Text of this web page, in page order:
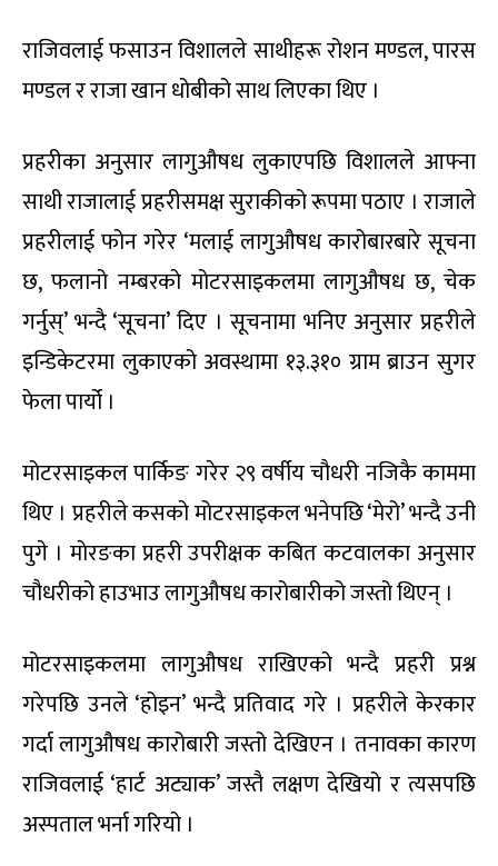
राजिवलाई फसाउन विशालले साथीहरू रोशन मण्डल, पारस
मण्डल र राजा खान धोबीको साथ लिएका थिए ।
प्रहरीका अनुसार लागुऔषध लुकाएपछि विशालले आफ्ना
साथी राजालाई प्रहरीसमक्ष सुराकीको रूपमा पठाए । राजाले
प्रहरीलाई फोन गरेर ‘मलाई लागुऔषध कारोबारबारे सूचना
छ, फलानो नम्बरको मोटरसाइकलमा लागुऔषध छ, चेक
गर्नुस्’ भन्दै ‘सूचना’ दिए । सूचनामा भनिए अनुसार प्रहरीले
इन्डिकेटरमा लुकाएको अवस्थामा १३.३१० ग्राम ब्राउन सुगर
फेला पार्यो ।
मोटरसाइकल पार्किङ गरेर २९ वर्षीय चौधरी नजिकै काममा
थिए । प्रहरीले कसको मोटरसाइकल भनेपछि ‘मेरो’ भन्दै उनी
पुगे । माेरङका प्रहरी उपरीक्षक कबित कटवालका अनुसार
चौधरीको हाउभाउ लागुऔषध कारोबारीको जस्तो थिएन् ।
मोटरसाइकलमा लागुऔषध राखिएको भन्दै प्रहरी प्रश्न
गरेपछि उनले ‘होइन’ भन्दै प्रतिवाद गरे । प्रहरीले केरकार
गर्दा लागुऔषध कारोबारी जस्तो देखिएन । तनावका कारण
राजिवलाई ‘हार्ट अट्याक’ जस्तै लक्षण देखियो र त्यसपछि
अस्पताल भर्ना गरियो ।